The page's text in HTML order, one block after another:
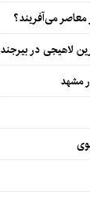
معاصر می‌آفریند؟
لاهیجی در بیرجند
مشهد